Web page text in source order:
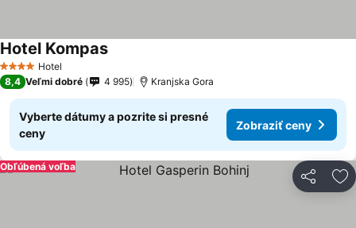
4 Počet hviezdičiek
Hotel
Hotel Kompas
8,4 Veľmi dobré 4 995 Kranjska Gora
Vyberte dátumy a pozrite si presné
ceny
Zobraziť ceny
Zdieľať
Obľúbená voľba